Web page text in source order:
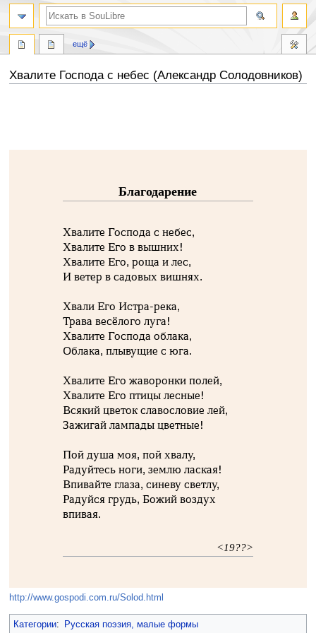
Хвалите Господа с небес (Александр Солодовников)
Благодарение
Хвалите Господа с небес,
Хвалите Его в вышних!
Хвалите Его, роща и лес,
И ветер в садовых вишнях.
Хвали Его Истра-река,
Трава весёлого луга!
Хвалите Господа облака,
Облака, плывущие с юга.
Хвалите Его жаворонки полей,
Хвалите Его птицы лесные!
Всякий цветок славословие лей,
Зажигай лампады цветные!
Пой душа моя, пой хвалу,
Радуйтесь ноги, землю лаская!
Впивайте глаза, синеву светлу,
Радуйся грудь, Божий воздух
впивая.
<19??>
http://www.gospodi.com.ru/Solod.html
Категории:
Русская поэзия, малые формы
ещё